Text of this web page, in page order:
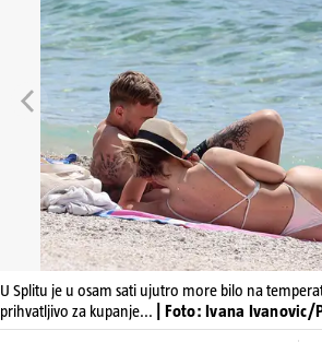
U Splitu je u osam sati ujutro more bilo na
prihvatljivo za kupanje...
| Foto: Ivana